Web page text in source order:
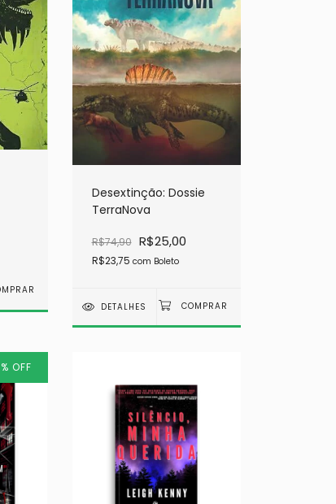
Desextinção: Dossie
TerraNova
R$74,90 R$25,00
R$23,75 com Boleto
DETALHES
% OFF